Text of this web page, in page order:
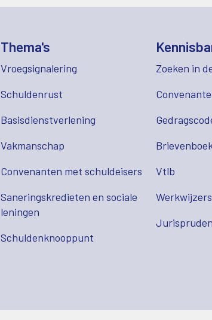
Thema's
Vroegsignalering
Schuldenrust
Basisdienstverlening
Vakmanschap
Convenanten met schuldeisers
Saneringskredieten en sociale
leningen
Schuldenknooppunt
Zoeken in
Vtlb
Werkwijzers